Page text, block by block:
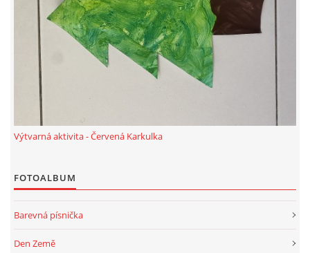
PÍSNĚ K TÉMATU PODZIM
BÁSNĚ K TÉMATU PODZIM
POHYBOVÉ AKTIVITY NA TÉMA PODZIM
BÁSNĚ K TÉMATU ZIMA
Výtvarná aktivita - Červená Karkulka
FOTOALBUM
Barevná písnička
Den Země